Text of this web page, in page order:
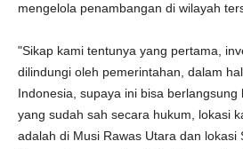
mengelola penambangan di wilayah
"Sikap kami tentunya yang pertama,
dilindungi oleh pemerintahan, dalam
Indonesia, supaya ini bisa
yang sudah sah secara hukum, lokasi
adalah di Musi Rawas Utara dan lokasi